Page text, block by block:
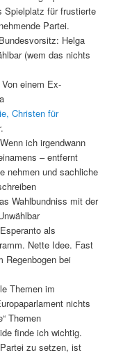
Spielplatz für frustierte
Partei.
Helga
(wem das nichts
Von einem Ex-
Christen für
ich irgendwann
– entfernt
nehmen und sachliche
Wahlbundniss mit der
als
Nette Idee. Fast
Regenbogen bei
Themen im
nichts
Themen
finde ich wichtig.
zu setzen, ist